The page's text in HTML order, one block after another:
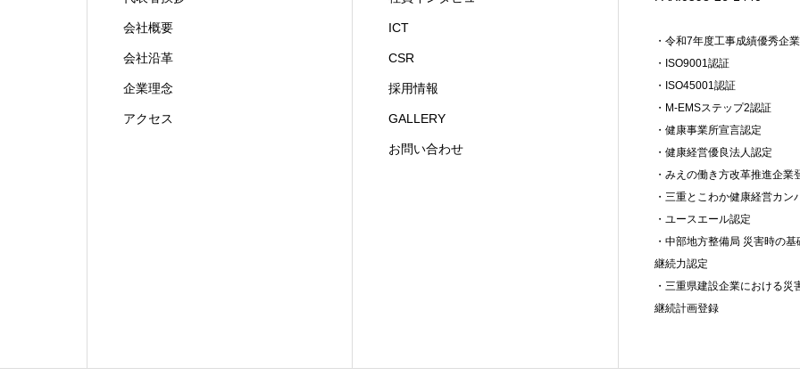
会社概要
会社沿革
企業理念
アクセス
ICT
CSR
採用情報
GALLERY
お問い合わせ
・令和7年度工事成績優秀企
・ISO9001認証
・ISO45001認証
・M-EMSステップ2認証
・健康事業所宣言認定
・健康経営優良法人認定
・みえの働き方改革推進企業
・三重とこわか健康経営カン
・ユースエール認定
・中部地方整備局 災害時の基
継続力認定
・三重県建設企業における災
継続計画登録